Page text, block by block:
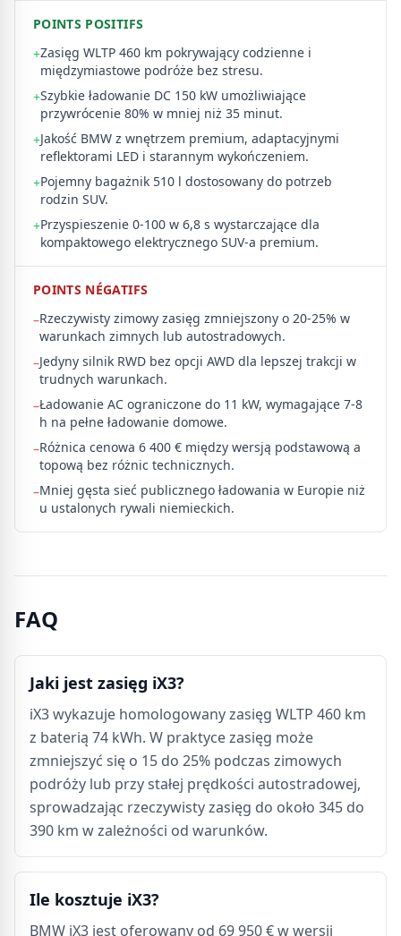
POINTS POSITIFS
+Zasięg WLTP 460 km pokrywający codzienne i
międzymiastowe podróże bez stresu.
+Szybkie ładowanie DC 150 kW umożliwiające
przywrócenie 80% w mniej niż 35 minut.
+Jakość BMW z wnętrzem premium, adaptacyjnymi
reflektorami LED i starannym wykończeniem.
+Pojemny bagażnik 510 l dostosowany do potrzeb
rodzin SUV.
+Przyspieszenie 0-100 w 6,8 s wystarczające dla
kompaktowego elektrycznego SUV-a premium.
POINTS NÉGATIFS
–Rzeczywisty zimowy zasięg zmniejszony o 20-25% w
warunkach zimnych lub autostradowych.
–Jedyny silnik RWD bez opcji AWD dla lepszej trakcji w
trudnych warunkach.
–Ładowanie AC ograniczone do 11 kW, wymagające 7-8
h na pełne ładowanie domowe.
–Różnica cenowa 6 400 € między wersją podstawową a
topową bez różnic technicznych.
–Mniej gęsta sieć publicznego ładowania w Europie niż
u ustalonych rywali niemieckich.
FAQ
Jaki jest zasięg iX3?
iX3 wykazuje homologowany zasięg WLTP 460 km
z baterią 74 kWh. W praktyce zasięg może
zmniejszyć się o 15 do 25% podczas zimowych
podróży lub przy stałej prędkości autostradowej,
sprowadzając rzeczywisty zasięg do około 345 do
390 km w zależności od warunków.
Ile kosztuje iX3?
BMW iX3 jest oferowany od 69 950 € w wersji